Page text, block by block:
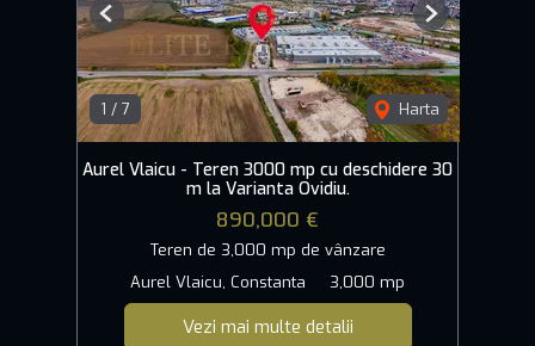
1 / 7 Harta
Previous Next
Aurel Vlaicu - Teren 3000 mp cu deschidere 30
m la Varianta Ovidiu.
890,000 €
Teren de 3,000 mp de vânzare
Aurel Vlaicu, Constanta
3,000 mp
Vezi mai multe detalii